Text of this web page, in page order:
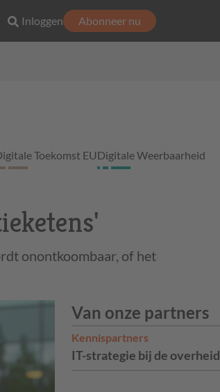
Inloggen Abonneer nu
Toekomst EUDigitale Weerbaarheid
onontkoombaar, of het
Van onze partners
Kennispartners
IT-strategie bij de overheid